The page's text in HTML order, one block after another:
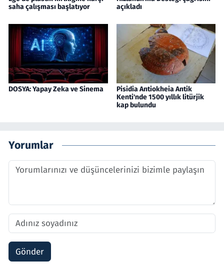
saha çalışması başlatıyor
açıkladı
DOSYA: Yapay Zeka ve Sinema
Pisidia Antiokheia Antik
Kenti'nde 1500 yıllık litürjik
kap bulundu
Yorumlar
Gönder